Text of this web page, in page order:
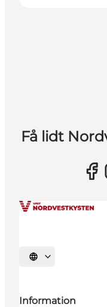
Få lidt
Vælg sprog
Information